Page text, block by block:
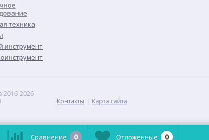
техника
инструмент
2016-2026
Контакты Карта сайта
Сравнение 0 Отложенные 0